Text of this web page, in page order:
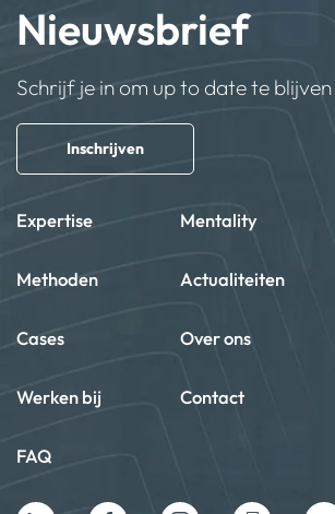
Nieuwsbrief
Schrijf je in om up to date te blijven
Inschrijven
Expertise Mentality
Methoden Actualiteiten
Cases Over ons
Werken bij Contact
FAQ